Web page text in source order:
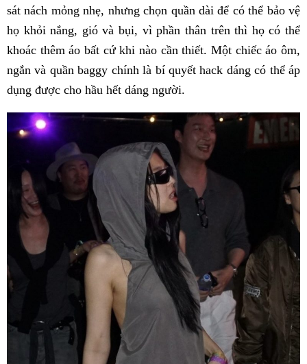
sát nách mỏng nhẹ, nhưng chọn quần dài để có thể bảo vệ
họ khỏi nắng, gió và bụi, vì phần thân trên thì họ có thể
khoác thêm áo bất cứ khi nào cần thiết. Một chiếc áo ôm,
ngắn và quần baggy chính là bí quyết hack dáng có thể áp
dụng được cho hầu hết dáng người.